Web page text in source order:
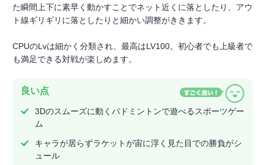
た瞬間上下に素早く動かすことでネット近くに落としたり、アウ
ト線ギリギリに落としたりと細かい調整がききます。
CPUのLvは細かく分類され、最高はLV100。初心者でも上級者で
も満足できる対戦が楽しめます。
良い点
3Dのスムーズに動くバドミントンで遊べるスポーツゲー
ム
キャラが居らずラケットが宙に浮く見た目での勝負がシ
ュール